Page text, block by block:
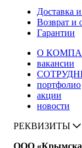
Доставка
Возврат и
Гарантии
О
вакансии
портфолио
акции
новости
РЕКВИЗИТЫ
ООО